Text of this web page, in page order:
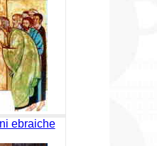
ebraiche